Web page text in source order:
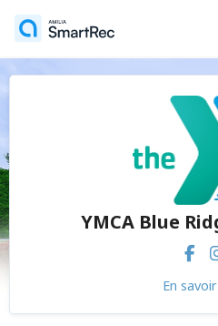
YMCA Blue
En